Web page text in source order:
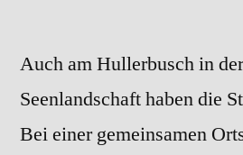
Auch am Hullerbusch in
Seenlandschaft haben die
Bei einer gemeinsamen